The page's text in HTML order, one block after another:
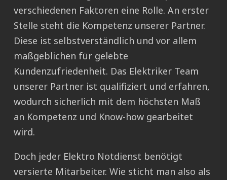
verschiedenen Faktoren eine Rolle. An erster
Stelle steht die Kompetenz unserer Partner.
Diese ist selbstverständlich und vor allem
maßgeblichen für gelebte
Kundenzufriedenheit. Das Elektriker Team
unserer Partner ist qualifiziert und erfahren,
wodurch sicherlich mit dem höchsten Maß
an Kompetenz und Know-how gearbeitet
wird.
Doch jeder Elektro Notdienst benötigt
versierte Mitarbeiter. Wie sticht man also als